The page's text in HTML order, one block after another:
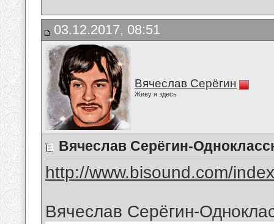
03.12.2017, 08:51
Вячеслав Серёгин
Живу я здесь
Вячеслав Серёгин-
http://www.bisound.com/
Вячеслав Серёгин-